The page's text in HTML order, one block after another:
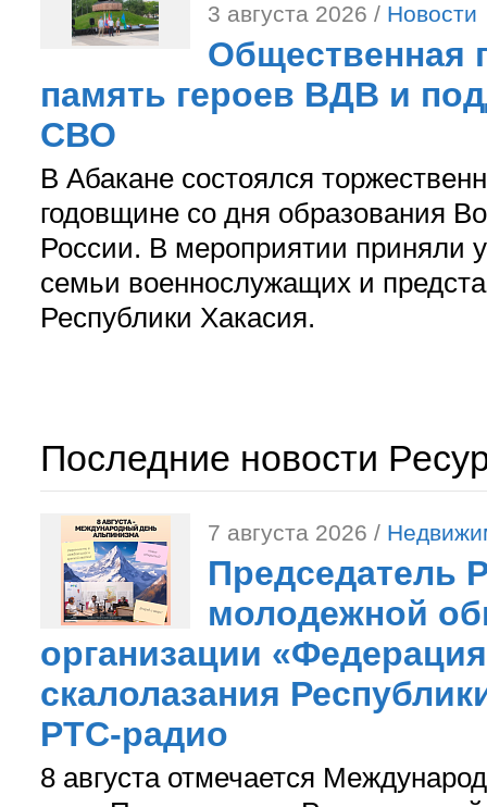
3 августа 2026 / Новости
Общественная
память героев ВДВ и
СВО
В Абакане состоялся
годовщине со дня образования
России. В мероприятии приняли
семьи военнослужащих и
Республики Хакасия.
Последние новости
7 августа 2026 /
Председатель
молодежной
организации
скалолазания
РТС-радио
8 августа отмечается